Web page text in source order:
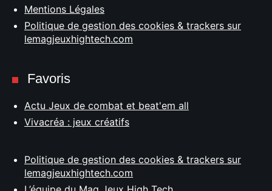
Mentions Légales
Politique de gestion des cookies & trackers sur
lemagjeuxhightech.com
Favoris
Actu Jeux de combat et beat'em all
Vivacréa : jeux créatifs
Politique de gestion des cookies & trackers sur
lemagjeuxhightech.com